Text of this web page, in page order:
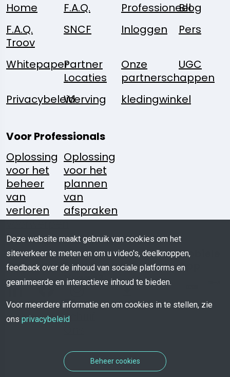
Home
F.A.Q. Professioneel
Blog
F.A.Q.
Troov
SNCF Inloggen Pers
WhitepaperPartner
Locaties
Onze
partnerschappen
UGC
PrivacybeleidWerving kledingwinkel
Voor Professionals
Oplossing
voor het
beheer
van
verloren
voorwerpen
Oplossing
voor het
plannen
van
afspraken
Volg
Ons:
Heeft U
Een
Vraag?
Schrijf
Media
Kit
Download
Mobiele
App
Deze website maakt gebruik van cookies om het
siteverkeer te meten en om u video's, deelknoppen,
feedback over de inhoud van sociale platforms en
geanimeerde en interactieve inhoud te bieden.
Voor meerdere informatie en om cookies in te stellen, zie
ons privacybeleid
Beheer cookies